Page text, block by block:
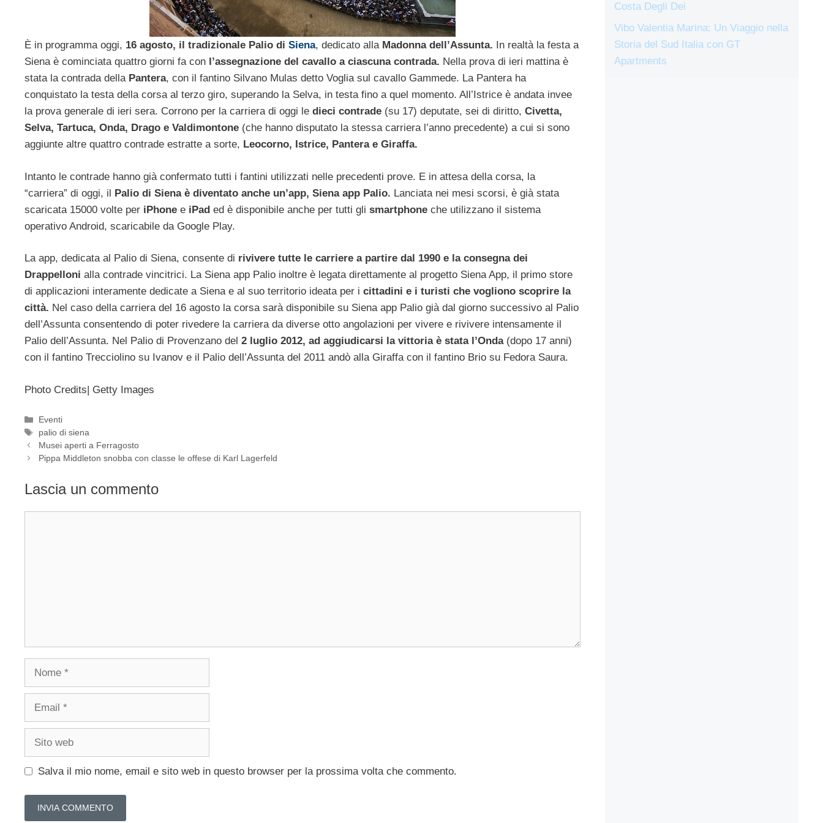
È in programma oggi, 16 agosto, il tradizionale Palio di Siena, dedicato allaMadonna dell’Assunta. In realtà la festa a
Siena è cominciata quattro giorni fa con l’assegnazione del cavallo a ciascuna contrada. Nella prova di ieri mattina è
stata la contrada della Pantera, con il fantino Silvano Mulas detto Voglia sul cavallo Gammede. La Pantera ha
conquistato la testa della corsa al terzo giro, superando la Selva, in testa fino a quel momento. All’Istrice è andata invee
la prova generale di ieri sera. Corrono per la carriera di oggi le dieci contrade (su 17) deputate, sei di diritto, Civetta,
Selva, Tartuca, Onda, Drago e Valdimontone (che hanno disputato la stessa carriera l’anno precedente) a cui si sono
aggiunte altre quattro contrade estratte a sorte, Leocorno, Istrice, Pantera e Giraffa.
Intanto le contrade hanno già confermato tutti i fantini utilizzati nelle precedenti prove. E in attesa della corsa, la
“carriera” di oggi, il Palio di Siena è diventato anche un’app, Siena app Palio. Lanciata nei mesi scorsi, è già stata
scaricata 15000 volte per iPhone e iPad ed è disponibile anche per tutti gli smartphone che utilizzano il sistema
operativo Android, scaricabile da Google Play.
La app, dedicata al Palio di Siena, consente di rivivere tutte le carriere a partire dal 1990 e la consegna dei
Drappelloni alla contrade vincitrici. La Siena app Palio inoltre è legata direttamente al progetto Siena App, il primo store
di applicazioni interamente dedicate a Siena e al suo territorio ideata per i cittadini e i turisti che vogliono scoprire la
città. Nel caso della carriera del 16 agosto la corsa sarà disponibile su Siena app Palio già dal giorno successivo al Palio
dell’Assunta consentendo di poter rivedere la carriera da diverse otto angolazioni per vivere e rivivere intensamente il
Palio dell’Assunta. Nel Palio di Provenzano del 2 luglio 2012, ad aggiudicarsi la vittoria è stata l’Onda(dopo 17 anni)
con il fantino Trecciolino su Ivanov e il Palio dell’Assunta del 2011 andò alla Giraffa con il fantino Brio su Fedora Saura.
Photo Credits| Getty Images
Categorie
Eventi
Tag
palio di siena
Musei aperti a Ferragosto
Pippa Middleton snobba con classe le offese di Karl Lagerfeld
Lascia un commento
Nome
Email
Sito
Salva il mio nome, email e sito web in questo browser per la prossima volta che commento.
Costa Degli Dei
Vibo Valentia Marina: Un Viaggio nella
Storia del Sud Italia con GT
Apartments